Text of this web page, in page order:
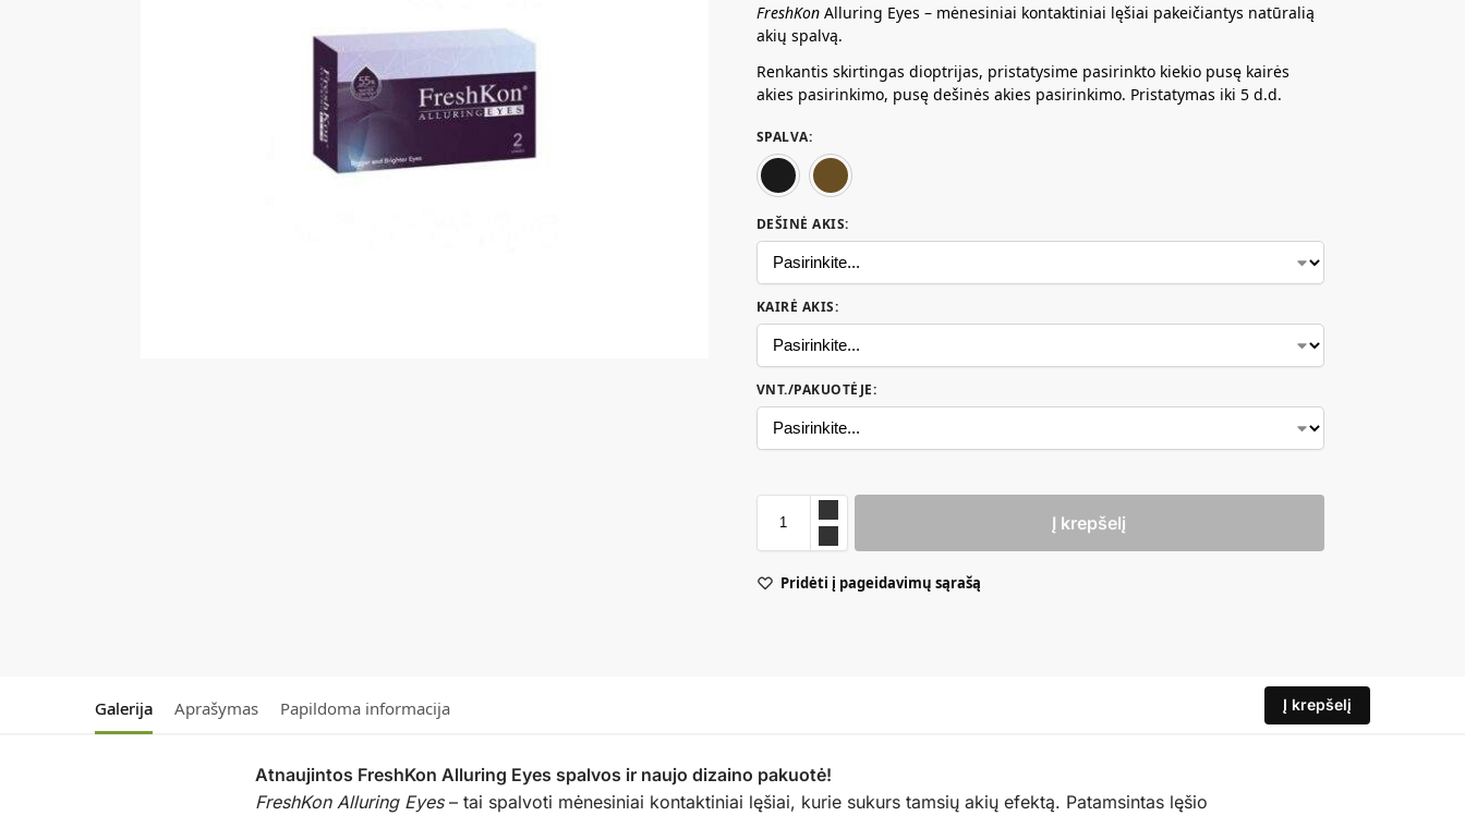
FreshKonAlluring Eyes – mėnesiniai kontaktiniai lęšiai pakeičiantys natūralią
akių spalvą.
Renkantis skirtingas dioptrijas, pristatysime pasirinkto kiekio pusę kairės
akies pasirinkimo, pusę dešinės akies pasirinkimo. Pristatymas iki 5 d.d.
SPALVA:
DEŠINĖ AKIS:
KAIRĖ AKIS:
VNT./PAKUOTĖJE:
Į krepšelį
Pridėti į pageidavimų sąrašą
Galerija Aprašymas Papildoma informacija Į krepšelį
Atnaujintos FreshKon Alluring Eyes spalvos ir naujo dizaino pakuotė!
FreshKon Alluring Eyes– tai spalvoti mėnesiniai kontaktiniai lęšiai, kurie sukurs tamsių akių efektą. Patamsintas lęšio